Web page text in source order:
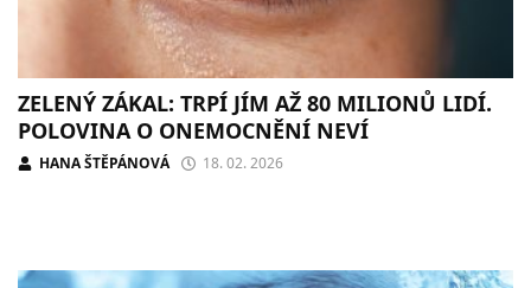
ZELENÝ ZÁKAL: TRPÍ JÍM AŽ 80 MILIONŮ LIDÍ.
POLOVINA O ONEMOCNĚNÍ NEVÍ
HANA ŠTĚPÁNOVÁ 18. 02. 2026